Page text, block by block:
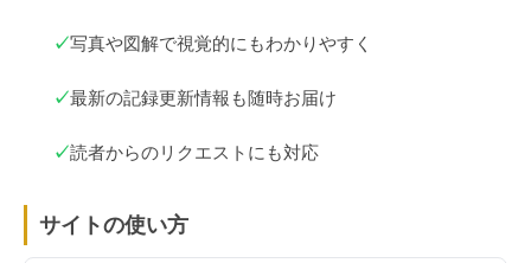
✓写真や図解で視覚的にもわかりやすく
✓最新の記録更新情報も随時お届け
✓読者からのリクエストにも対応
サイトの使い方